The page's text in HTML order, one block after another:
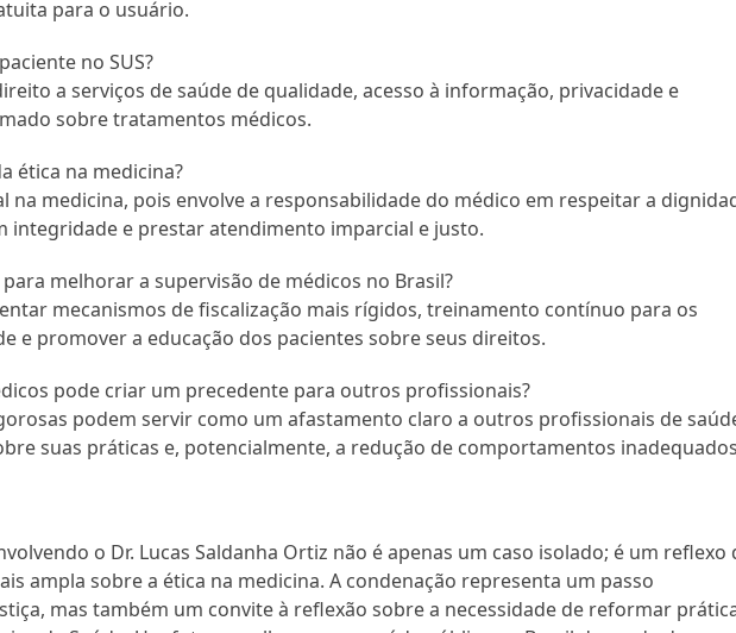
para o usuário.
no SUS?
a serviços de saúde de qualidade, acesso à informação, privacidade e
sobre tratamentos médicos.
ética na medicina?
na medicina, pois envolve a responsabilidade do médico em respeitar a
integridade e prestar atendimento imparcial e justo.
melhorar a supervisão de médicos no Brasil?
mecanismos de fiscalização mais rígidos, treinamento contínuo para os
e promover a educação dos pacientes sobre seus direitos.
pode criar um precedente para outros profissionais?
podem servir como um afastamento claro a outros profissionais de
suas práticas e, potencialmente, a redução de comportamentos
o Dr. Lucas Saldanha Ortiz não é apenas um caso isolado; é um reflexo
ampla sobre a ética na medicina. A condenação representa um passo
mas também um convite à reflexão sobre a necessidade de reformar